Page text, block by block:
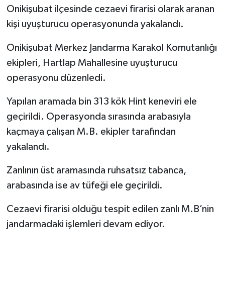
Onikişubat ilçesinde cezaevi firarisi olarak aranan
kişi uyuşturucu operasyonunda yakalandı.
Onikişubat Merkez Jandarma Karakol Komutanlığı
ekipleri, Hartlap Mahallesine uyuşturucu
operasyonu düzenledi.
Yapılan aramada bin 313 kök Hint keneviri ele
geçirildi. Operasyonda sırasında arabasıyla
kaçmaya çalışan M.B. ekipler tarafından
yakalandı.
Zanlının üst aramasında ruhsatsız tabanca,
arabasında ise av tüfeği ele geçirildi.
Cezaevi firarisi olduğu tespit edilen zanlı M.B’nin
jandarmadaki işlemleri devam ediyor.
KSÜ
ROPORTAJ
KADIN-AİLE
YEREL YÖNETİM
MEDYA
ÜÇÜNCÜ SAYFA